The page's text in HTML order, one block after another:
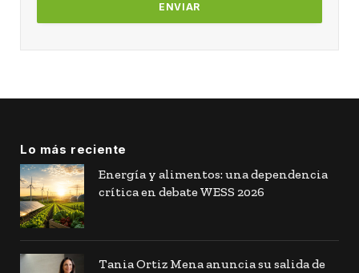
Lo más reciente
Energía y alimentos: una dependencia
crítica en debate WESS 2026
Tania Ortiz Mena anuncia su salida de